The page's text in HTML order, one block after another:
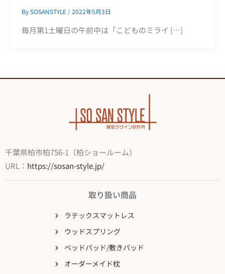
BySOSANSTYLE /2022年5月3日
毎月第1土曜日の午前中は「こどものミライ […]
取り扱い商品
ラテックスマットレス
ウッドスプリング
ベッドパッド/敷きパッド
オーダーメイド枕
千葉県柏市柏756-1（柏ショールーム）
URL： https://sosan-style.jp/